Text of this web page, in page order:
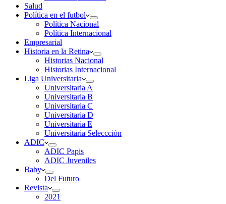
Salud
Política en el futbol
Política Nacional
Política Internacional
Empresarial
Historia en la Retina
Historias Nacional
Historias Internacional
Liga Universitaria
Universitaria A
Universitaria B
Universitaria C
Universitaria D
Universitaria E
Universitaria Seleccción
ADIC
ADIC Papis
ADIC Juveniles
Baby
Del Futuro
Revista
2021